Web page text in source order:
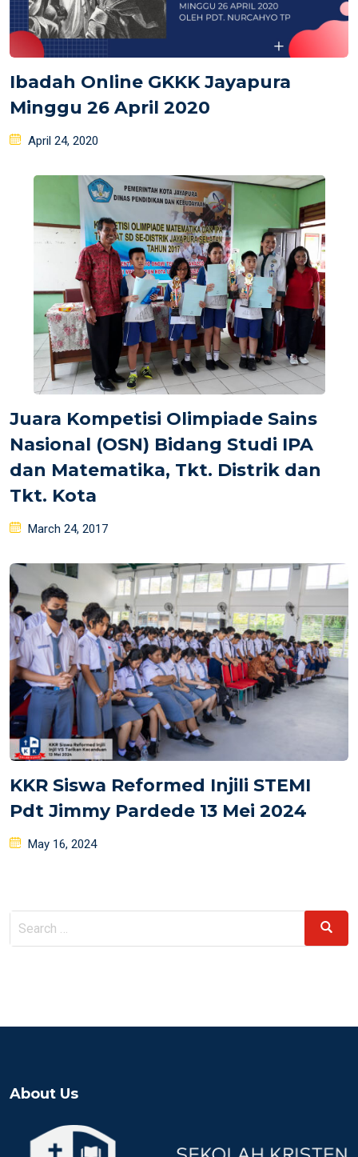
Ibadah Online GKKK Jayapura
Minggu 26 April 2020
Posted
April 24, 2020
Juara Kompetisi Olimpiade Sains
Nasional (OSN) Bidang Studi IPA
dan Matematika, Tkt. Distrik dan
Tkt. Kota
Posted
March 24, 2017
KKR Siswa Reformed Injili STEMI
Pdt Jimmy Pardede 13 Mei 2024
Posted
May 16, 2024
Search
Search
About Us